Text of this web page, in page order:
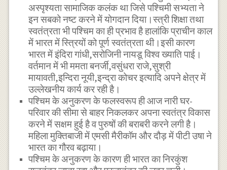
अस्पृश्यता सामाजिक कलंक था जिसे पश्चिमी सभ्यता ने
इन सबको नष्ट करने में योगदान दिया।स्त्री शिक्षा तथा
स्वतंत्रता भी पश्चिम का ही प्रभाव है हालांकि प्राचीन काल
में भारत में स्त्रियों को पूर्ण स्वतंत्रता थी।इसी कारण
भारत में इंदिरा गांधी,सरोजिनी नायडू विश्व ख्याति पाई।
वर्तमान में भी ममता बनर्जी,वसुंधरा राजे,सुश्री
मायावती,इन्दिरा नूयी,इन्द्रा कोचर इत्यादि अपने क्षेत्र में
उल्लेखनीय कार्य कर रही है।
पश्चिम के अनुकरण के फलस्वरूप ही आज नारी घर-
परिवार की सीमा से बाहर निकलकर अपना स्वतंत्र विकास
करने में सक्षम हुई है व पुरुषों की बराबरी करने लगी है।
महिला मुक्तिबाजी में एमसी मैरीकॉम और दौड़ में पीटी उषा ने
भारत का गौरव बढ़ाया।
पश्चिम के अनुकरण के कारण ही भारत का निरकुंश